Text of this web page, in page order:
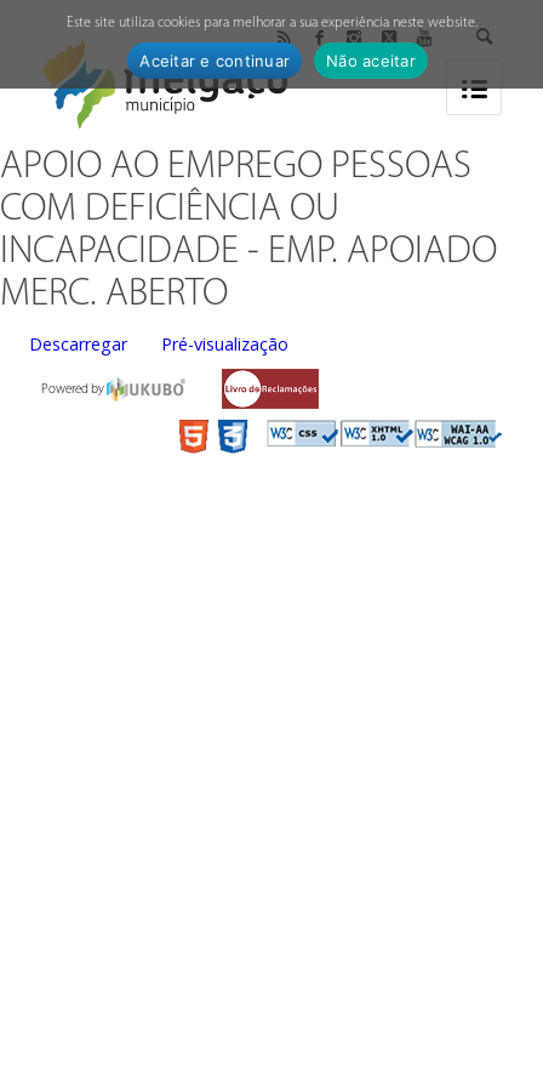
APOIO AO EMPREGO PESSOAS
COM DEFICIÊNCIA OU
INCAPACIDADE - EMP. APOIADO
MERC. ABERTO
Descarregar Pré-visualização
Powered by
Este site utiliza cookies para melhorar a sua experiência neste website.
Aceitar e continuar Não aceitar